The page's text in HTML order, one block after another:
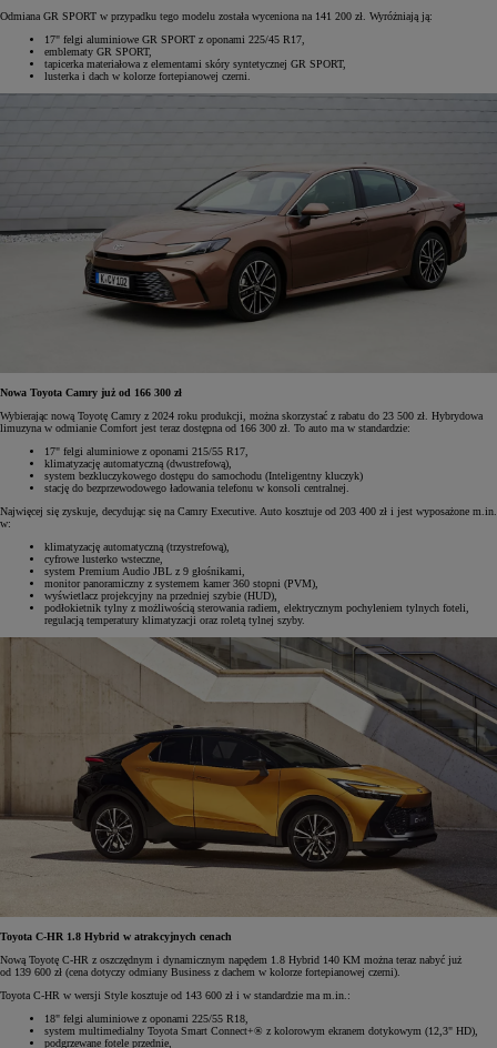
Odmiana GR SPORT w przypadku tego modelu została wyceniona na 141 200 zł. Wyróżniają ją:
17" felgi aluminiowe GR SPORT z oponami 225/45 R17,
emblematy GR SPORT,
tapicerka materiałowa z elementami skóry syntetycznej GR SPORT,
lusterka i dach w kolorze fortepianowej czerni.
Nowa Toyota Camry już od 166 300 zł
Wybierając nową Toyotę Camry z 2024 roku produkcji, można skorzystać z rabatu do 23 500 zł. Hybrydowa
limuzyna w odmianie Comfort jest teraz dostępna od 166 300 zł. To auto ma w standardzie:
17" felgi aluminiowe z oponami 215/55 R17,
klimatyzację automatyczną (dwustrefową),
system bezkluczykowego dostępu do samochodu (Inteligentny kluczyk)
stację do bezprzewodowego ładowania telefonu w konsoli centralnej.
Najwięcej się zyskuje, decydując się na Camry Executive. Auto kosztuje od 203 400 zł i jest wyposażone m.in.
w:
klimatyzację automatyczną (trzystrefową),
cyfrowe lusterko wsteczne,
system Premium Audio JBL z 9 głośnikami,
monitor panoramiczny z systemem kamer 360 stopni (PVM),
wyświetlacz projekcyjny na przedniej szybie (HUD),
podłokietnik tylny z możliwością sterowania radiem, elektrycznym pochyleniem tylnych foteli,
regulacją temperatury klimatyzacji oraz roletą tylnej szyby.
Toyota C-HR 1.8 Hybrid w atrakcyjnych cenach
Nową Toyotę C-HR z oszczędnym i dynamicznym napędem 1.8 Hybrid 140 KM można teraz nabyć już
od 139 600 zł (cena dotyczy odmiany Business z dachem w kolorze fortepianowej czerni).
Toyota C-HR w wersji Style kosztuje od 143 600 zł i w standardzie ma m.in.:
18" felgi aluminiowe z oponami 225/55 R18,
system multimedialny Toyota Smart Connect+® z kolorowym ekranem dotykowym (12,3" HD),
podgrzewane fotele przednie,